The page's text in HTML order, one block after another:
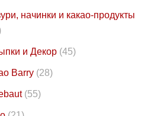
начинки и какао-продукты
и Декор (45)
Barry (28)
(55)